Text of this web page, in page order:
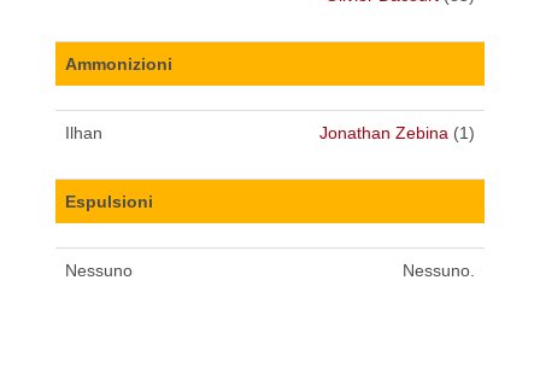
Ammonizioni
Ilhan Jonathan Zebina (1)
Espulsioni
Nessuno Nessuno.